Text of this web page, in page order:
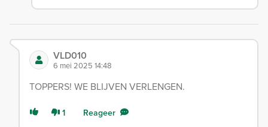
VLD010
6 mei 2025 14:48
TOPPERS! WE BLIJVEN VERLENGEN.
1 Reageer